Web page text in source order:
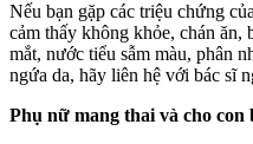
Nếu bạn gặp các triệu chứng
cảm thấy không khỏe, chán ăn,
mắt, nước tiểu sẫm màu, phân
ngứa da, hãy liên hệ với bác sĩ
Phụ nữ mang thai và cho con